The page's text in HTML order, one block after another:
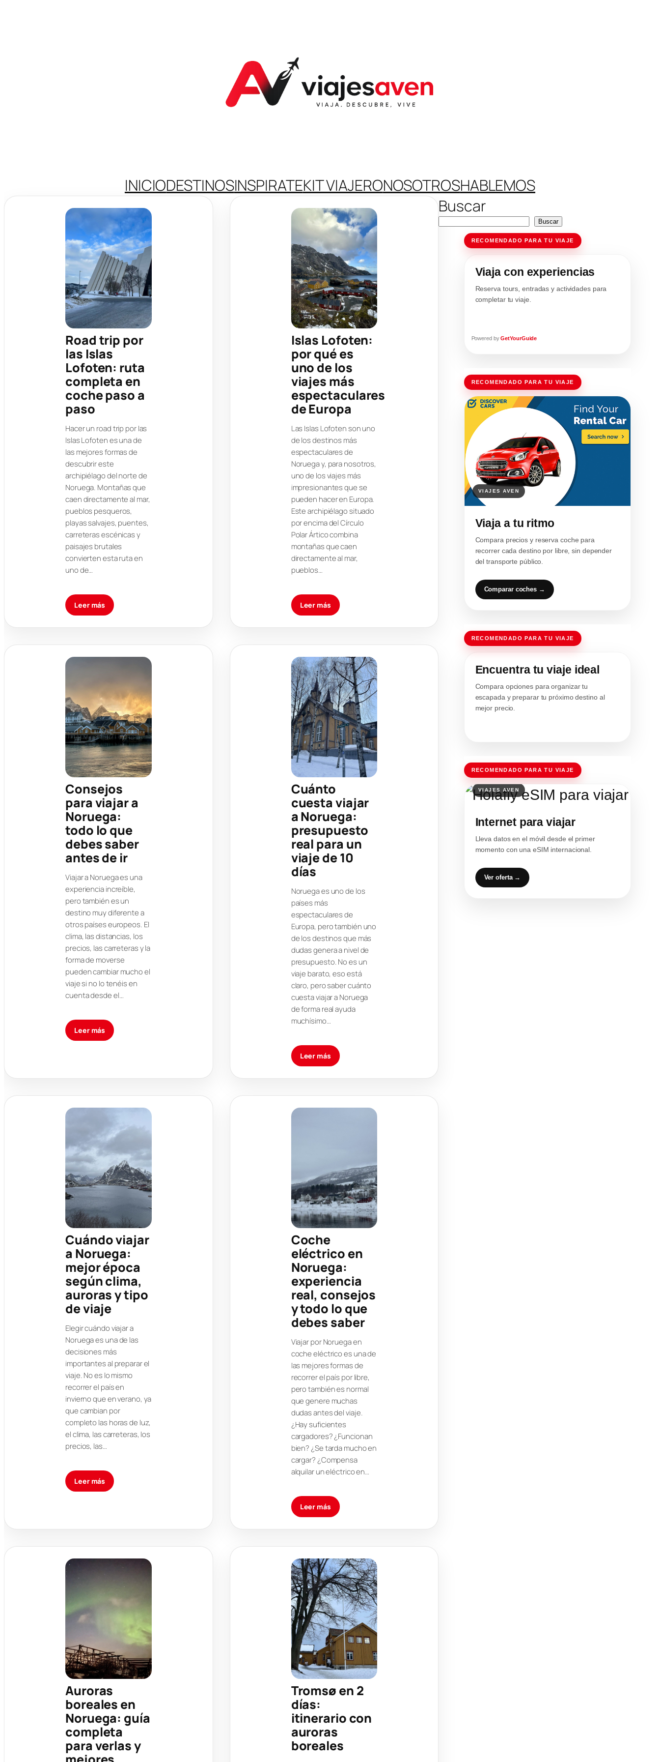
INICIODESTINOSINSPIRATEKIT VIAJERONOSOTROSHABLEMOS
Road trip por
las Islas
Lofoten: ruta
completa en
coche paso a
paso
Hacer un road trip por las
Islas Lofoten es una de
las mejores formas de
descubrir este
archipiélago del norte de
Noruega. Montañas que
caen directamente al mar,
pueblos pesqueros,
playas salvajes, puentes,
carreteras escénicas y
paisajes brutales
convierten esta ruta en
uno de…
Leer más
Islas Lofoten:
por qué es
uno de los
viajes más
espectaculares
de Europa
Las Islas Lofoten son uno
de los destinos más
espectaculares de
Noruega y, para nosotros,
uno de los viajes más
impresionantes que se
pueden hacer en Europa.
Este archipiélago situado
por encima del Círculo
Polar Ártico combina
montañas que caen
directamente al mar,
pueblos…
Leer más
Consejos
para viajar a
Noruega:
todo lo que
debes saber
antes de ir
Viajar a Noruega es una
experiencia increíble,
pero también es un
destino muy diferente a
otros países europeos. El
clima, las distancias, los
precios, las carreteras y la
forma de moverse
pueden cambiar mucho el
viaje si no lo tenéis en
cuenta desde el…
Leer más
Cuánto
cuesta viajar
a Noruega:
presupuesto
real para un
viaje de 10
días
Noruega es uno de los
países más
espectaculares de
Europa, pero también uno
de los destinos que más
dudas genera a nivel de
presupuesto. No es un
viaje barato, eso está
claro, pero saber cuánto
cuesta viajar a Noruega
de forma real ayuda
muchísimo…
Leer más
Cuándo viajar
a Noruega:
mejor época
según clima,
auroras y tipo
de viaje
Elegir cuándo viajar a
Noruega es una de las
decisiones más
importantes al preparar el
viaje. No es lo mismo
recorrer el país en
invierno que en verano, ya
que cambian por
completo las horas de luz,
el clima, las carreteras, los
precios, las…
Leer más
Coche
eléctrico en
Noruega:
experiencia
real, consejos
y todo lo que
debes saber
Viajar por Noruega en
coche eléctrico es una de
las mejores formas de
recorrer el país por libre,
pero también es normal
que genere muchas
dudas antes del viaje.
¿Hay suficientes
cargadores? ¿Funcionan
bien? ¿Se tarda mucho en
cargar? ¿Compensa
alquilar un eléctrico en…
Leer más
Auroras
boreales en
Noruega: guía
completa
para verlas y
Tromsø en 2
días:
itinerario con
auroras
boreales
Buscar
Buscar
RECOMENDADO PARA TU VIAJE
Viaja con experiencias
Reserva tours, entradas y actividades para
completar tu viaje.
Powered byGetYourGuide
RECOMENDADO PARA TU VIAJE
Viaja a tu ritmo
Compara precios y reserva coche para
recorrer cada destino por libre, sin depender
del transporte público.
Comparar coches →
RECOMENDADO PARA TU VIAJE
Encuentra tu viaje ideal
Compara opciones para organizar tu
escapada y preparar tu próximo destino al
mejor precio.
RECOMENDADO PARA TU VIAJE
Internet para viajar
Lleva datos en el móvil desde el primer
momento con una eSIM internacional.
Ver oferta →